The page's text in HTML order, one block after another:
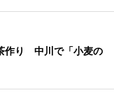
作り 中川で「小麦の